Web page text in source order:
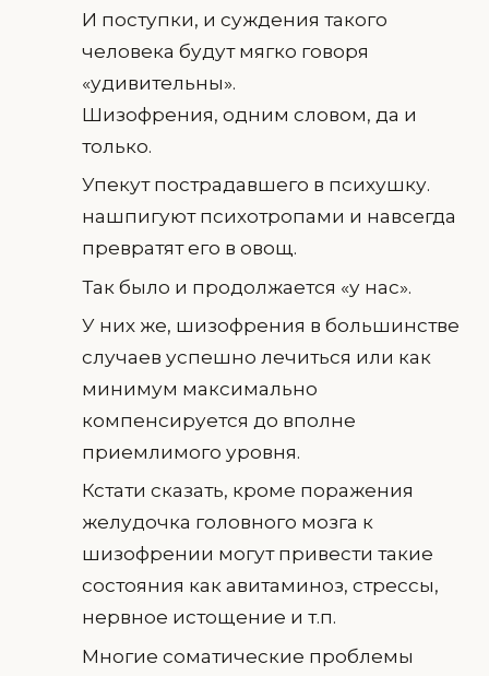
И поступки, и суждения такого
человека будут мягко говоря
«удивительны».
Шизофрения, одним словом, да и
только.
Упекут пострадавшего в психушку.
нашпигуют психотропами и навсегда
превратят его в овощ.
Так было и продолжается «у нас».
У них же, шизофрения в большинстве
случаев успешно лечиться или как
минимум максимально
компенсируется до вполне
приемлимого уровня.
Кстати сказать, кроме поражения
желудочка головного мозга к
шизофрении могут привести такие
состояния как авитаминоз, стрессы,
нервное истощение и т.п.
Многие соматические проблемы